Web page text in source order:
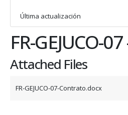
Última actualización
FR-GEJUCO-
Attached Files
FR-GEJUCO-07-Contrato.docx